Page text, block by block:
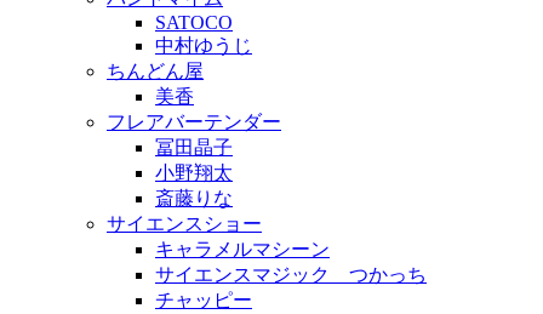
SATOCO
中村ゆうじ
ちんどん屋
美香
フレアバーテンダー
冨田晶子
小野翔太
斎藤りな
サイエンスショー
キャラメルマシーン
サイエンスマジック つかっち
チャッピー